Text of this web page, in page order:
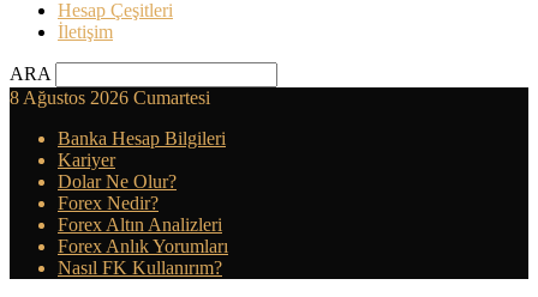
Hesap Çeşitleri
İletişim
ARA
8 Ağustos 2026 Cumartesi
Banka Hesap Bilgileri
Kariyer
Dolar Ne Olur?
Forex Nedir?
Forex Altın Analizleri
Forex Anlık Yorumları
Nasıl FK Kullanırım?